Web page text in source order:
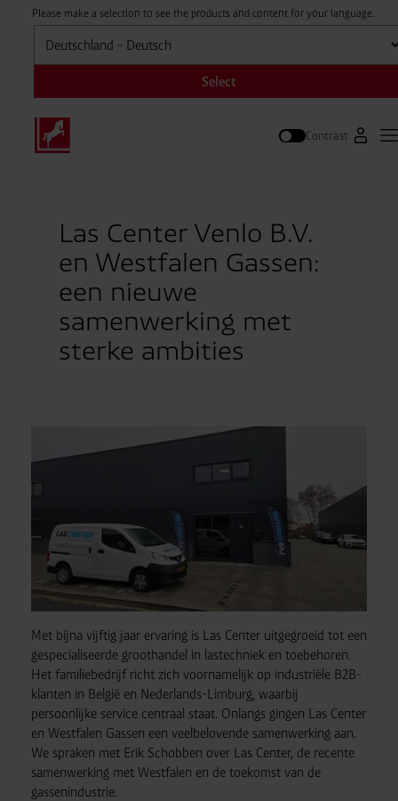
Please make a selection to see the products and content for your language.
Selecteren
Select
Contrast Naar
Las Center Venlo B.V.
en Westfalen Gassen:
een nieuwe
samenwerking met
sterke ambities
Met bijna vijftig jaar ervaring is Las Center uitgegroeid tot een
gespecialiseerde groothandel in lastechniek en toebehoren.
Het familiebedrijf richt zich voornamelijk op industriële B2B-
klanten in België en Nederlands-Limburg, waarbij
persoonlijke service centraal staat. Onlangs gingen Las Center
en Westfalen Gassen een veelbelovende samenwerking aan.
We spraken met Erik Schobben over Las Center, de recente
samenwerking met Westfalen en de toekomst van de
gassenindustrie.